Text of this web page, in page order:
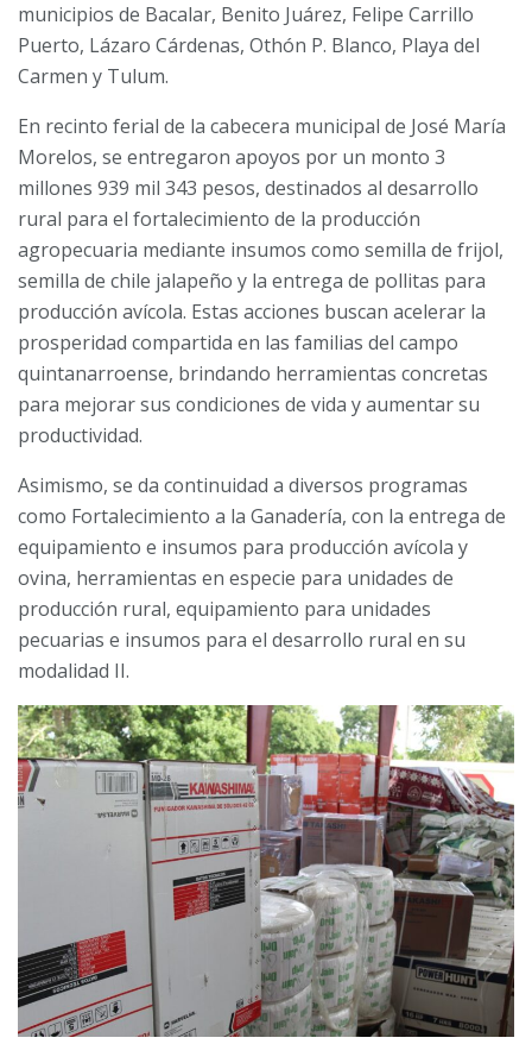
municipios de Bacalar, Benito Juárez, Felipe Carrillo
Puerto, Lázaro Cárdenas, Othón P. Blanco, Playa del
Carmen y Tulum.
En recinto ferial de la cabecera municipal de José María
Morelos, se entregaron apoyos por un monto 3
millones 939 mil 343 pesos, destinados al desarrollo
rural para el fortalecimiento de la producción
agropecuaria mediante insumos como semilla de frijol,
semilla de chile jalapeño y la entrega de pollitas para
producción avícola. Estas acciones buscan acelerar la
prosperidad compartida en las familias del campo
quintanarroense, brindando herramientas concretas
para mejorar sus condiciones de vida y aumentar su
productividad.
Asimismo, se da continuidad a diversos programas
como Fortalecimiento a la Ganadería, con la entrega de
equipamiento e insumos para producción avícola y
ovina, herramientas en especie para unidades de
producción rural, equipamiento para unidades
pecuarias e insumos para el desarrollo rural en su
modalidad II.